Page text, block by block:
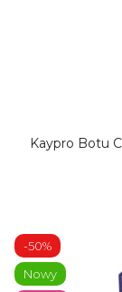
Kaypro Botu
-50%
Nowy